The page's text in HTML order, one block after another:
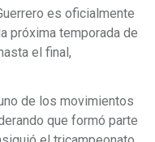
es oficialmente
próxima temporada de
el final,
de los movimientos
que formó parte